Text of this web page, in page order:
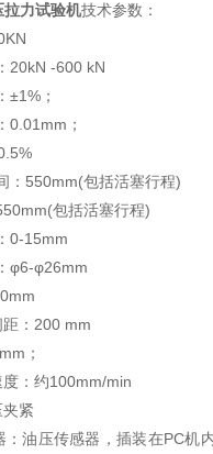
拉力试验机技术参数：
20kN -600 kN
±1%；
0.01mm；
：550mm(包括活塞行程)
包括活塞行程)
0-15mm
φ6-φ26mm
距：200 mm
；
：约100mm/min
紧
油压传感器，插装在PC机